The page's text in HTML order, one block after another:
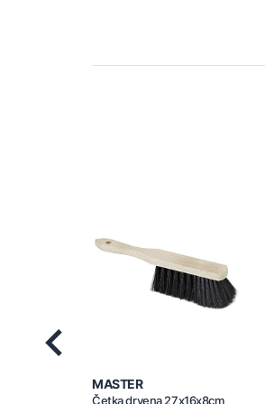
MASTER
Četka drvena 27x16x8cm